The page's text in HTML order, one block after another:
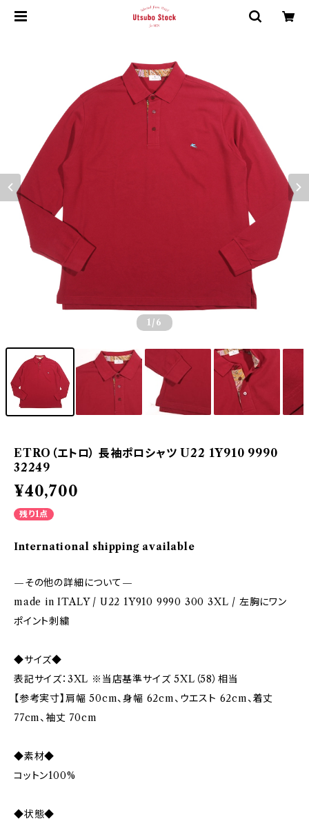
1 /6
ETRO（エトロ） 長袖ポロシャツ U22 1Y910 9990
32249
¥40,700
残り1点
International shipping available
—その他の詳細について—
made in ITALY / U22 1Y910 9990 300 3XL / 左胸にワン
ポイント刺繍
◆サイズ◆
表記サイズ：3XL ※当店基準サイズ 5XL（58）相当
【参考実寸】肩幅 50cm、身幅 62cm、ウエスト 62cm、着丈
77cm、袖丈 70cm
◆素材◆
コットン100%
◆状態◆